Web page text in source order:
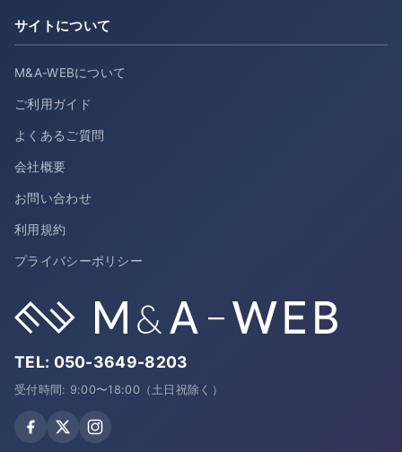
サイトについて
M&A-WEBについて
ご利用ガイド
よくあるご質問
会社概要
お問い合わせ
利用規約
プライバシーポリシー
TEL: 050-3649-8203
受付時間: 9:00〜18:00（土日祝除く）